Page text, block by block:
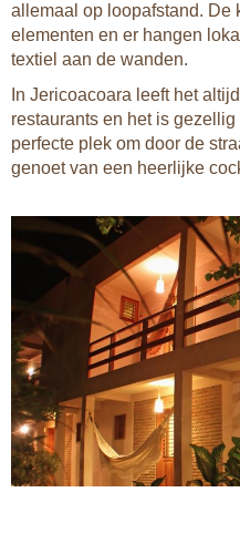
allemaal op loopafstand. De
elementen en er hangen
textiel aan de wanden.
In Jericoacoara leeft het
restaurants en het is
perfecte plek om door de
genoet van een heerlijke